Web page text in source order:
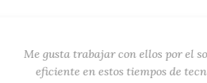
Me gusta trabajar con ellos por el
eficiente en estos tiempos de